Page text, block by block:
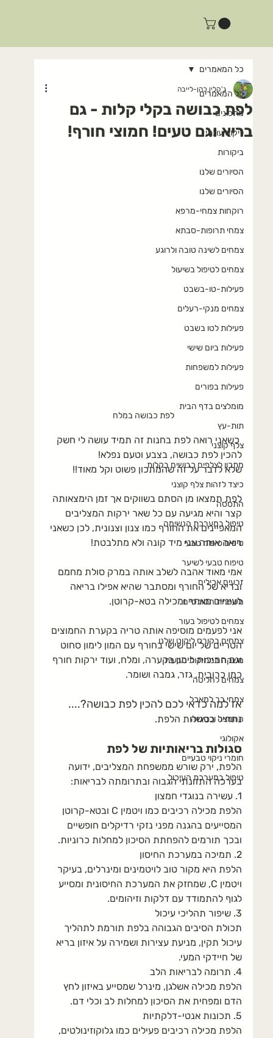
כל המאמרים
מתכונים
ליקוט עונתי
ביקורות
הסיורים שלנו
הסיורים שלנו
רוקחות צמחי-מרפא
צמחי תרופות-סבתא
צמחים לשינה טובה ולרוגע
צמחים לטיפול בשיעול
פעילות-טו-בשבט
צמחים מנקי-רעלים
פעילות לטו בשבט
פעילות ביום שישי
פעילות למשפחות
פעילות בפורים
מומלצים בדף הבית
תות-עץ
צלף קוצני
מתכון לצלפים כבושים בקלות
כיצד לזהות צלף קוצני
התססה
טיפול במערכת הנשימה
טיפים טיפוח טבעי
טיפוח טבעי לשיער
זרעים אכילים
משפחת הסוככיים
צמחים לטיפול בעור
צמחים בקורס ליקוט שלנו
משקה במתיקות טבעית
צמחים לחליטה
צמחי בר למאכל
החמצה וכבישה
אקולוגי
חומרי ניקוי טבעיים
טיפול במערכת העיכול
כל המאמרים
לפת כבושה בקלי קלות - גם
בריא וגם טעים! חמוצי חורף!
ג'קלין כהן-לייבה
לפת כבושה במלח
כשאני רואה לפת בחנות זה תמיד עושה לי חשק
להכין לפת כבושה, בצבע וטעם נפלא!
שלא לדבר על זה שהמתכון פשוט וקל מאוד!!
לפת תמצאו מן הסתם בשווקים אך זמן הימצאותה
קצר והיא מגיעה עם כל שאר ירקות המצליבים
המאפיינים את החורף כמו צנון וצנונית, לכן כשאני
רואה אותה אני מיד קונה ולא מתלבטת!
אמי מאוד אהבה לשלב אותה במרק סולת מחמם
ובריא של החורף ומסתבר שהיא אפילו בריאה
לעיניים מאחר ומכילה בטא-קרוטן.
אני לפעמים מוסיפה אותה טריה בקערת החמוצים
הטריים של יום שישי בחורף עם המון לימון סחוט
וגם חתיכות לימון בקערה, ומלח, ועוד ירקות חורף
כמו כרובית, גזר, גמבה ושומר.
אז למה כדאי לכם להכין לפת כבושה?....
נתחיל בסגולות הלפת.
סגולות בריאותיות של לפת
הלפת, ירק שורש ממשפחת המצליבים, ידועה
בערכה התזונתי הגבוה ובתרומתה לבריאות:
1. עשירה בנוגדי חמצון
הלפת מכילה רכיבים כמו ויטמין C ובטא-קרוטן
המסייעים בהגנה מפני נזקי רדיקלים חופשיים
ובכך תורמים להפחתת הסיכון למחלות כרוניות.
2. תמיכה במערכת החיסון
הלפת היא מקור טוב לויטמינים ומינרלים, בעיקר
ויטמין C, שמחזק את המערכת החיסונית ומסייע
לגוף להתמודד עם דלקות וזיהומים.
3. שיפור תהליכי עיכול
תכולת הסיבים הגבוהה בלפת תורמת לתהליך
עיכול תקין, מניעת עצירות ושמירה על איזון בריא
של חיידקי המעי.
4. תרומה לבריאות הלב
הלפת מכילה אשלגן, מינרל שמסייע באיזון לחץ
הדם ומפחית את הסיכון למחלות לב וכלי דם.
5. תכונות אנטי-דלקתיות
הלפת מכילה רכיבים פעילים כמו גלוקוזינולטים,